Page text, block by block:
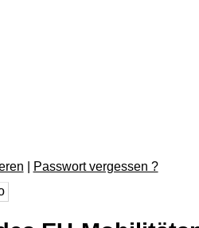
Passwort vergessen ?